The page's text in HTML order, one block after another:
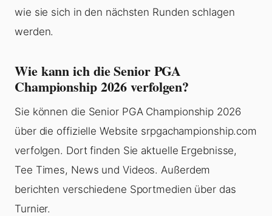
wie sie sich in den nächsten Runden schlagen
werden.
Wie kann ich die Senior PGA
Championship 2026 verfolgen?
Sie können die Senior PGA Championship 2026
über die offizielle Website srpgachampionship.com
verfolgen. Dort finden Sie aktuelle Ergebnisse,
Tee Times, News und Videos. Außerdem
berichten verschiedene Sportmedien über das
Turnier.